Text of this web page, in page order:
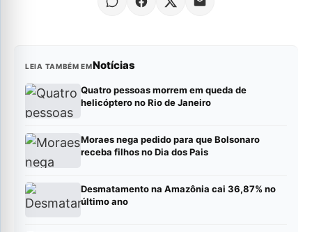
LEIA TAMBÉM EMNotícias
Quatro pessoas morrem em queda de
helicóptero no Rio de Janeiro
Moraes nega pedido para que Bolsonaro
receba filhos no Dia dos Pais
Desmatamento na Amazônia cai 36,87% no
último ano